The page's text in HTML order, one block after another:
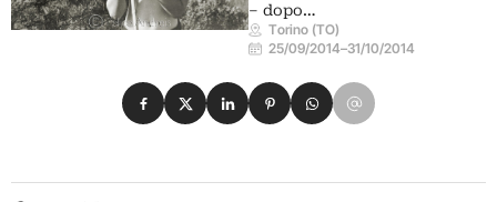
– dopo…
Torino (TO)
25/09/2014–31/10/2014
Condividi su Facebook
Condividi su X
Condividi su LinkedIn
Condividi su Pinterest
Condividi su WhatsApp
Condividi su Email